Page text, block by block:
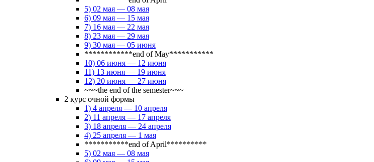
5) 02 мая — 08 мая
6) 09 мая — 15 мая
7) 16 мая — 22 мая
8) 23 мая — 29 мая
9) 30 мая — 05 июня
************end of May***********
10) 06 июня — 12 июня
11) 13 июня — 19 июня
12) 20 июня — 27 июня
~~~the end of the semester~~~
2 курс очной формы
1) 4 апреля — 10 апреля
2) 11 апреля — 17 апреля
3) 18 апреля — 24 апреля
4) 25 апреля — 1 мая
***********end of April**********
5) 02 мая — 08 мая